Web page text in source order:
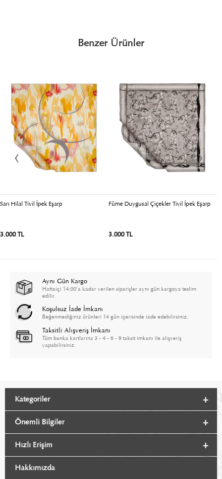
Benzer Ürünler
Sarı Hilal Tivil İpek Eşarp
3.000 TL
Füme Duygusal Çiçekler Tivil İpek Eşarp
3.000 TL
Aynı Gün Kargo
Haftaiçi 14:00'a kadar verilen siparişler aynı gün kargoya teslim
edilir.
Koşulsuz İade İmkanı
Beğenmediğiniz ürünleri 14 gün içerisinde iade edebilirsiniz.
Taksitli Alışveriş İmkanı
Tüm banka kartlarına 3 - 4 - 6 - 9 taksit imkanı ile alışveriş
yapabilirsiniz.
Kategoriler
Önemli Bilgiler
Hızlı Erişim
Hakkımızda